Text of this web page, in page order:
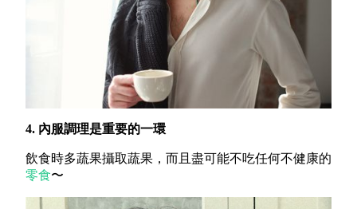
4. 內服調理是重要的一環
飲食時多蔬果攝取蔬果，而且盡可能不吃任何不健康的
零食〜